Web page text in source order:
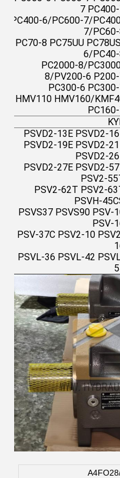
7
PC400-6/PC600-7/
7/
PC70-8 PC75UU
6/
PC2000-8/
8/PV200-6
PC300-6
HMV110 HMV160/
PSVD2-13E PSVD2-
PSVD2-19E PSVD2-
PSVD2-
PSVD2-27E PSVD2-
PSV2-
PSV2-62T PSV2-
PSVH-
PSVS37 PSVS90 PSV-
PSV-
PSV-37C PSV2-10
PSVL-36 PSVL-42